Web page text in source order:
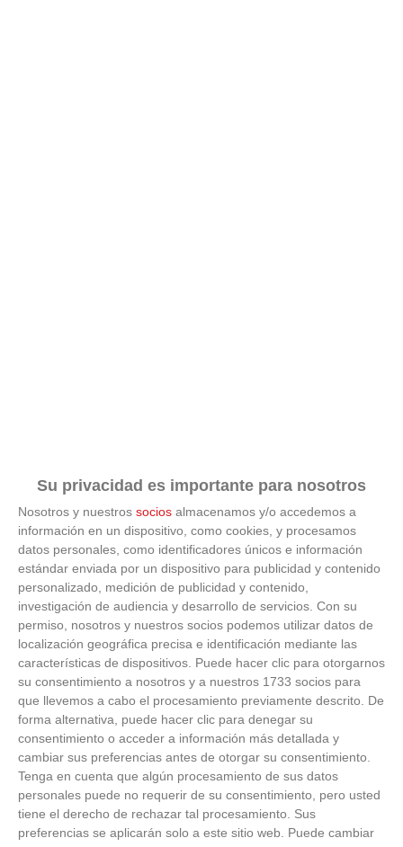
Su privacidad es importante para nosotros
Nosotros y nuestros socios almacenamos y/o accedemos a
información en un dispositivo, como cookies, y procesamos
datos personales, como identificadores únicos e información
estándar enviada por un dispositivo para publicidad y contenido
personalizado, medición de publicidad y contenido,
investigación de audiencia y desarrollo de servicios. Con su
permiso, nosotros y nuestros socios podemos utilizar datos de
localización geográfica precisa e identificación mediante las
características de dispositivos. Puede hacer clic para otorgarnos
su consentimiento a nosotros y a nuestros 1733 socios para
que llevemos a cabo el procesamiento previamente descrito. De
forma alternativa, puede hacer clic para denegar su
consentimiento o acceder a información más detallada y
cambiar sus preferencias antes de otorgar su consentimiento.
Tenga en cuenta que algún procesamiento de sus datos
personales puede no requerir de su consentimiento, pero usted
tiene el derecho de rechazar tal procesamiento. Sus
preferencias se aplicarán solo a este sitio web. Puede cambiar
No eran tan locas
¿Te afecta más de lo que crees? Mira esto